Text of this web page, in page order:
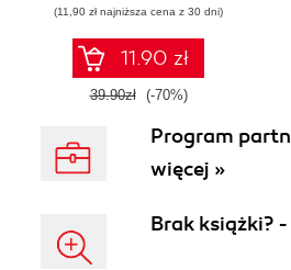
(11,90 zł najniższa cena z 30 dni)
11.90 zł
39.90zł (-70%)
Program
więcej »
Brak książki?